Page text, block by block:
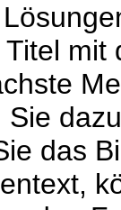
mit
Sie
das